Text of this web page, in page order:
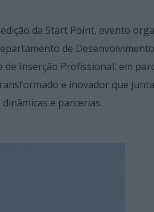
da Start Point, evento
de
Inserção Profissional, em
e inovador que
e parcerias.